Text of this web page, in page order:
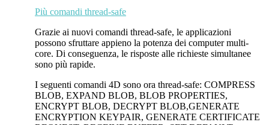
Più comandi thread-safe
Grazie ai nuovi comandi thread-safe, le applicazioni
possono sfruttare appieno la potenza dei computer multi-
core. Di conseguenza, le risposte alle richieste simultanee
sono più rapide.
I seguenti comandi 4D sono ora thread-safe: COMPRESS
BLOB, EXPAND BLOB, BLOB PROPERTIES,
ENCRYPT BLOB, DECRYPT BLOB,GENERATE
ENCRYPTION KEYPAIR, GENERATE CERTIFICATE